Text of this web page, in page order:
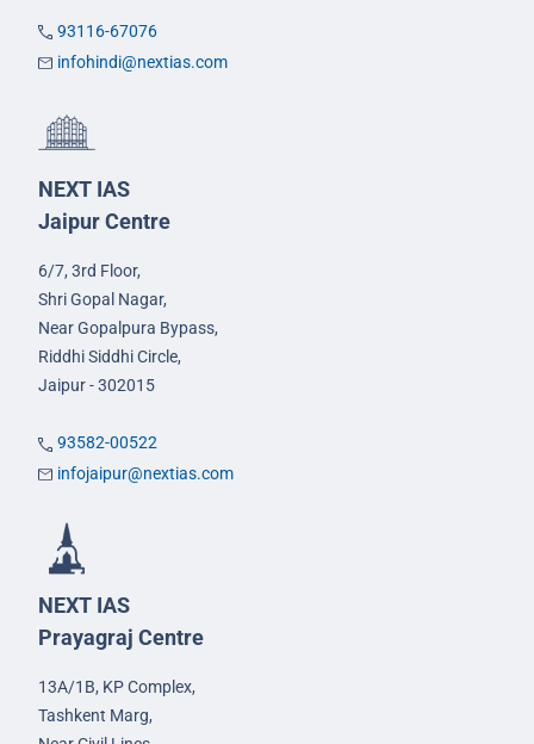
93116-67076
infohindi@nextias.com
NEXT IAS
Jaipur Centre
6/7, 3rd Floor,
Shri Gopal Nagar,
Near Gopalpura Bypass,
Riddhi Siddhi Circle,
Jaipur - 302015
93582-00522
infojaipur@nextias.com
NEXT IAS
Prayagraj Centre
13A/1B, KP Complex,
Tashkent Marg,